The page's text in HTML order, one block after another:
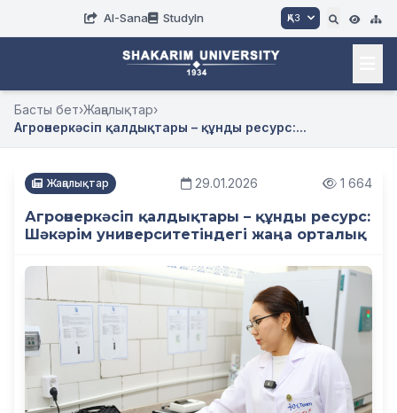
AI-Sana StudyIn ҚАЗ
Басты бет›Жаңалықтар›
Агроөнеркәсіп қалдықтары – құнды ресурс:...
Жаңалықтар 29.01.2026 1 664
Агроөнеркәсіп қалдықтары – құнды ресурс:
Шәкәрім университетіндегі жаңа орталық